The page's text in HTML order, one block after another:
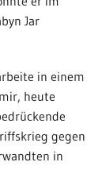
Jar
in einem
heute
gegen
in